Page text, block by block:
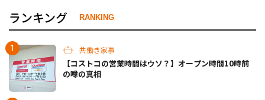
ランキング RANKING
共働き家事
【コストコの営業時間はウソ？】オープン時間10時前
の噂の真相